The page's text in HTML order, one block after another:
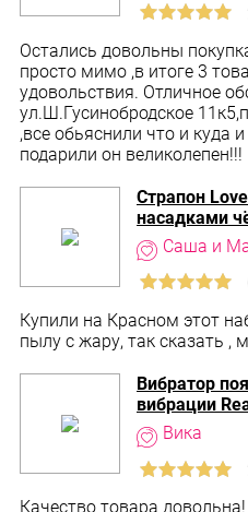
Страпон
насадками
Вибратор
вибрации